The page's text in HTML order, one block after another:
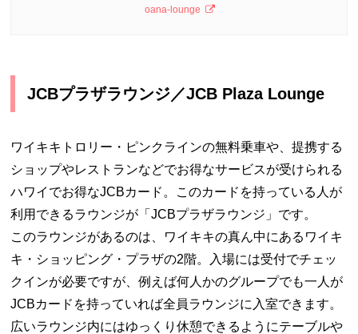
oana-lounge
JCBプラザラウンジ／JCB Plaza Lounge
ワイキキトロリー・ピンクラインの無料乗車や、提携する
ショップやレストランなどでお得なサービスが受けられる
ハワイでお得なJCBカード。このカードを持っている人が
利用できるラウンジが「JCBプラザラウンジ」です。
このラウンジがあるのは、ワイキキの真ん中にあるワイキ
キ・ショッピング・プラザの2階。入場には受付でチェッ
クインが必要ですが、例えば何人かのグループでも一人が
JCBカードを持っていれば全員ラウンジに入室できます。
広いラウンジ内にはゆっくり休憩できるようにテーブルや